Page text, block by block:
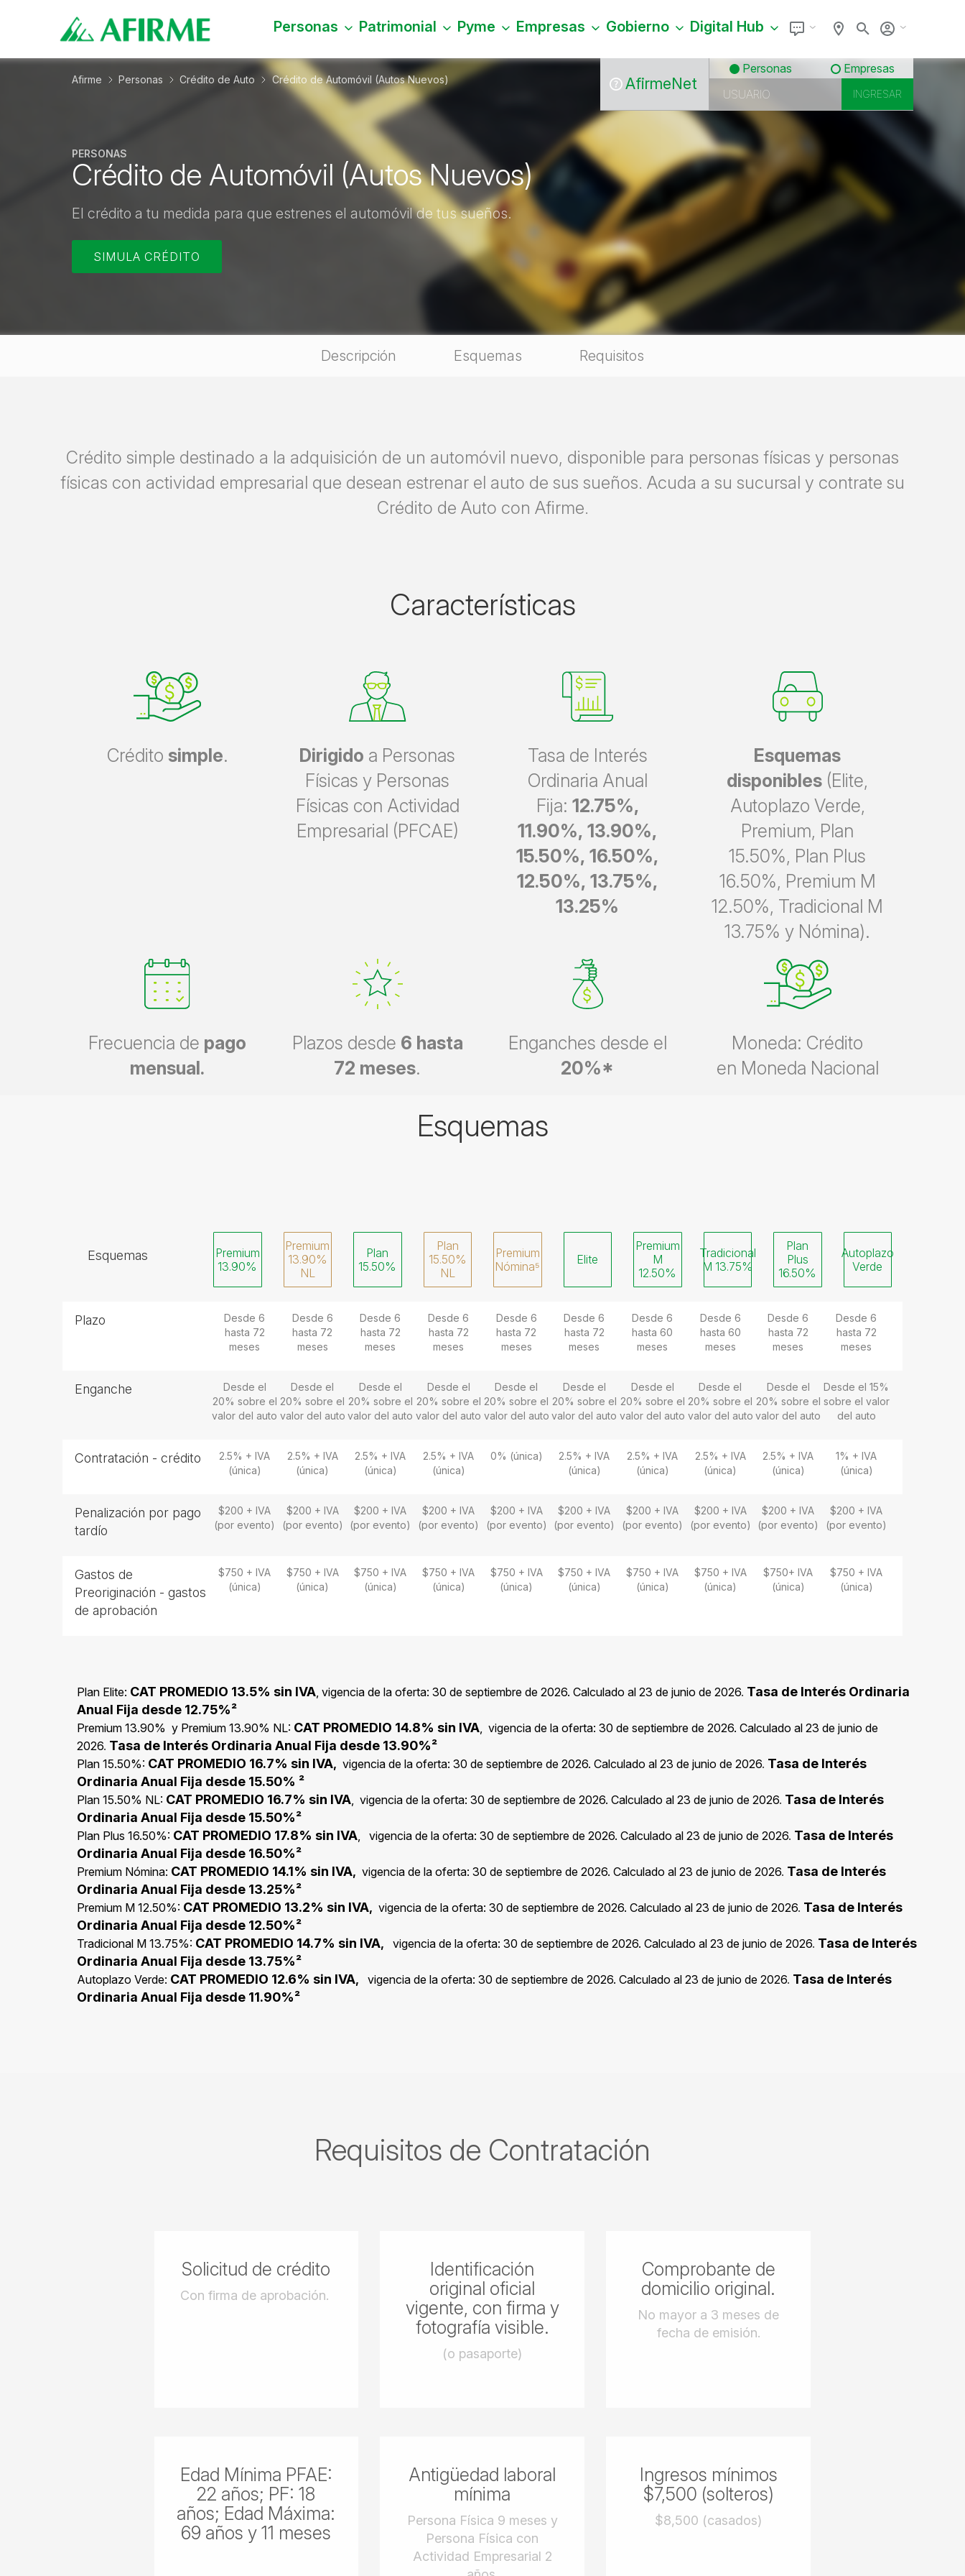
Personas Patrimonial Pyme Empresas Gobierno Digital Hub
AfirmeNet
Personas Empresas
Afirme Personas Crédito de Auto Crédito de Automóvil (Autos Nuevos)
PERSONAS
Crédito de Automóvil (Autos Nuevos)
El crédito a tu medida para que estrenes el automóvil de tus sueños.
SIMULA CRÉDITO
Descripción Esquemas Requisitos
Crédito simple destinado a la adquisición de un automóvil nuevo, disponible para personas físicas y personas
físicas con actividad empresarial que desean estrenar el auto de sus sueños. Acuda a su sucursal y contrate su
Crédito de Auto con Afirme.
Características
Crédito simple. Dirigido a Personas
Físicas y Personas
Físicas con Actividad
Empresarial (PFCAE)
Tasa de Interés
Ordinaria Anual
Fija: 12.75%,
11.90%, 13.90%,
15.50%, 16.50%,
12.50%, 13.75%,
13.25%
Esquemas
disponibles (Elite,
Autoplazo Verde,
Premium, Plan
15.50%, Plan Plus
16.50%, Premium M
12.50%, Tradicional M
13.75% y Nómina).
Frecuencia de pago
mensual.
Plazos desde 6 hasta
72 meses.
Enganches desde el
20%*
Moneda: Crédito
en Moneda Nacional
Esquemas
Esquemas
Premium
13.90%
Premium
13.90%
NL
Plan
15.50%
Plan
15.50%
NL
Premium
Nómina⁵
Elite
Premium
M
12.50%
Tradicional
M 13.75%
Plan
Plus
16.50%
Autoplazo
Verde
Plazo
Desde 6
hasta 72
meses
Desde 6
hasta 72
meses
Desde 6
hasta 72
meses
Desde 6
hasta 72
meses
Desde 6
hasta 72
meses
Desde 6
hasta 72
meses
Desde 6
hasta 60
meses
Desde 6
hasta 60
meses
Desde 6
hasta 72
meses
Desde 6
hasta 72
meses
Enganche
Desde el
20% sobre el
valor del auto
Desde el
20% sobre el
valor del auto
Desde el
20% sobre el
valor del auto
Desde el
20% sobre el
valor del auto
Desde el
20% sobre el
valor del auto
Desde el
20% sobre el
valor del auto
Desde el
20% sobre el
valor del auto
Desde el
20% sobre el
valor del auto
Desde el
20% sobre el
valor del auto
Desde el 15%
sobre el valor
del auto
Contratación - crédito
2.5% + IVA
(única)
2.5% + IVA
(única)
2.5% + IVA
(única)
2.5% + IVA
(única)
0% (única)
2.5% + IVA
(única)
2.5% + IVA
(única)
2.5% + IVA
(única)
2.5% + IVA
(única)
1% + IVA
(única)
Penalización por pago
tardío
$200 + IVA
(por evento)
$200 + IVA
(por evento)
$200 + IVA
(por evento)
$200 + IVA
(por evento)
$200 + IVA
(por evento)
$200 + IVA
(por evento)
$200 + IVA
(por evento)
$200 + IVA
(por evento)
$200 + IVA
(por evento)
$200 + IVA
(por evento)
Gastos de
Preoriginación - gastos
de aprobación
$750 + IVA
(única)
$750 + IVA
(única)
$750 + IVA
(única)
$750 + IVA
(única)
$750 + IVA
(única)
$750 + IVA
(única)
$750 + IVA
(única)
$750 + IVA
(única)
$750+ IVA
(única)
$750 + IVA
(única)
Plan Elite: CAT PROMEDIO 13.5% sin IVA, vigencia de la oferta: 30 de septiembre de 2026. Calculado al 23 de junio de 2026. Tasa de Interés Ordinaria
Anual Fija desde 12.75%²
Premium 13.90% y Premium 13.90% NL: CAT PROMEDIO 14.8% sin IVA, vigencia de la oferta: 30 de septiembre de 2026. Calculado al 23 de junio de
2026. Tasa de Interés Ordinaria Anual Fija desde 13.90%²
Plan 15.50%: CAT PROMEDIO 16.7% sin IVA, vigencia de la oferta: 30 de septiembre de 2026. Calculado al 23 de junio de 2026. Tasa de Interés
Ordinaria Anual Fija desde 15.50% ²
Plan 15.50% NL: CAT PROMEDIO 16.7% sin IVA, vigencia de la oferta: 30 de septiembre de 2026. Calculado al 23 de junio de 2026. Tasa de Interés
Ordinaria Anual Fija desde 15.50%²
Plan Plus 16.50%: CAT PROMEDIO 17.8% sin IVA, vigencia de la oferta: 30 de septiembre de 2026. Calculado al 23 de junio de 2026. Tasa de Interés
Ordinaria Anual Fija desde 16.50%²
Premium Nómina: CAT PROMEDIO 14.1% sin IVA, vigencia de la oferta: 30 de septiembre de 2026. Calculado al 23 de junio de 2026. Tasa de Interés
Ordinaria Anual Fija desde 13.25%²
Premium M 12.50%: CAT PROMEDIO 13.2% sin IVA, vigencia de la oferta: 30 de septiembre de 2026. Calculado al 23 de junio de 2026. Tasa de Interés
Ordinaria Anual Fija desde 12.50%²
Tradicional M 13.75%: CAT PROMEDIO 14.7% sin IVA, vigencia de la oferta: 30 de septiembre de 2026. Calculado al 23 de junio de 2026. Tasa de Interés
Ordinaria Anual Fija desde 13.75%²
Autoplazo Verde: CAT PROMEDIO 12.6% sin IVA, vigencia de la oferta: 30 de septiembre de 2026. Calculado al 23 de junio de 2026. Tasa de Interés
Ordinaria Anual Fija desde 11.90%²
Requisitos de Contratación
Solicitud de crédito
Con firma de aprobación.
Identificación
original oficial
vigente, con firma y
fotografía visible.
(o pasaporte)
Comprobante de
domicilio original.
No mayor a 3 meses de
fecha de emisión.
Edad Mínima PFAE:
22 años; PF: 18
años; Edad Máxima:
69 años y 11 meses
Antigüedad laboral
mínima
Persona Física 9 meses y
Persona Física con
Actividad Empresarial 2
Ingresos mínimos
$7,500 (solteros)
$8,500 (casados)